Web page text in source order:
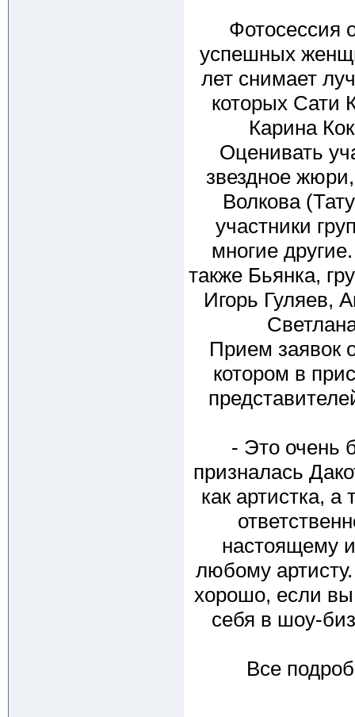
Фотосессия
успешных
лет снимает
которых Сати
Карина
Оценивать
звездное
Волкова
участники
многие
также Бьянка,
Игорь Гуляев,
Прием заявок
котором в
- Это очень
призналась
как артистка,
настоящему
любому
хорошо, если вы
себя в шоу-
Все